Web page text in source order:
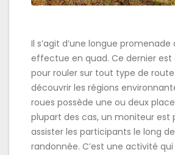
Il s’agit d’une longue promenade
effectue en quad. Ce dernier
pour rouler sur tout type de
découvrir les régions
roues possède une ou deux
plupart des cas, un moniteur est
assister les participants le long
randonnée. C’est une activité